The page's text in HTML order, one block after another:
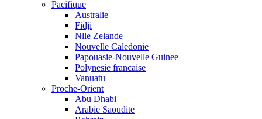
Pacifique
Australie
Fidji
Nlle Zelande
Nouvelle Caledonie
Papouasie-Nouvelle Guinee
Polynesie francaise
Vanuatu
Proche-Orient
Abu Dhabi
Arabie Saoudite